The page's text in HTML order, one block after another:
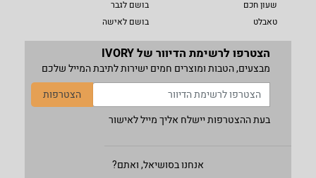
שעון חכם
טאבלט
בושם לגבר
בושם לאישה
הצטרפו לרשימת הדיוור של IVORY
מבצעים, הטבות ומוצרים חמים ישירות לתיבת המייל שלכם
הצטרפות
בעת ההצטרפות יישלח אליך מייל לאישור
אנחנו בסושיאל, ואתם?